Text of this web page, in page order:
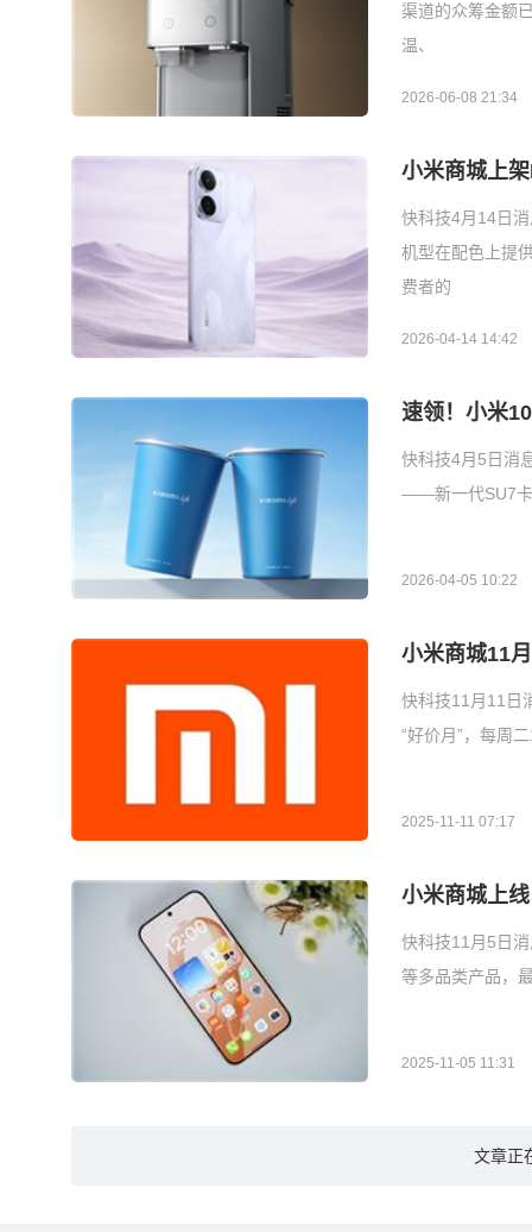
渠道的众筹金额
温、
2026-06-08 21:34
小米商城上
快科技4月14日
机型在配色上提
费者的
2026-04-14 14:42
速领！小米
快科技4月5日消
——新一代SU7卡
2026-04-05 10:22
小米商城11
快科技11月11日
“好价月”，每周
2025-11-11 07:17
小米商城上
快科技11月5日
等多品类产品，
2025-11-05 11:31
文章正